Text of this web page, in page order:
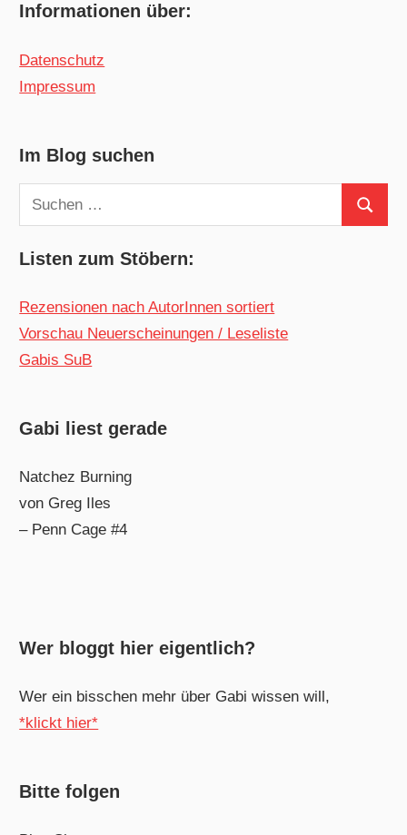
Informationen über:
Datenschutz
Impressum
Im Blog suchen
Suchen
nach:
Suchen
Listen zum Stöbern:
Rezensionen nach AutorInnen sortiert
Vorschau Neuerscheinungen / Leseliste
Gabis SuB
Gabi liest gerade
Natchez Burning
von Greg Iles
– Penn Cage #4
Wer bloggt hier eigentlich?
Wer ein bisschen mehr über Gabi wissen will,
*klickt hier*
Bitte folgen